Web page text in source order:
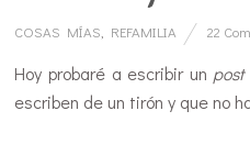
COSAS MÍAS REFAMILIA 22
Hoy probaré a escribir un post
escriben de un tirón y que no